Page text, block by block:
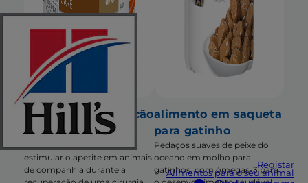
Registar
Alimentos para o seu animal
a/d alimento para cão
e gato
Apoio nutricional para
estimular o apetite em animais
de companhia durante a
alimento em saqueta
para gatinho
Pedaços suaves de peixe do
oceano em molho para
gatinhos, com ómegas-3 para